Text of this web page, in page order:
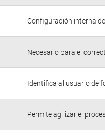
Configuración interna
Necesario para el
Identifica al usuario de
Permite agilizar el